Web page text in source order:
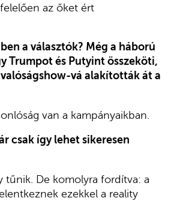
az őket ért
a választók? Még a háború
Trumpot és Putyint összeköti,
vá alakították át a
van a kampányaikban.
csak így lehet sikeresen
tűnik. De komolyra fordítva: a
ezekkel a reality